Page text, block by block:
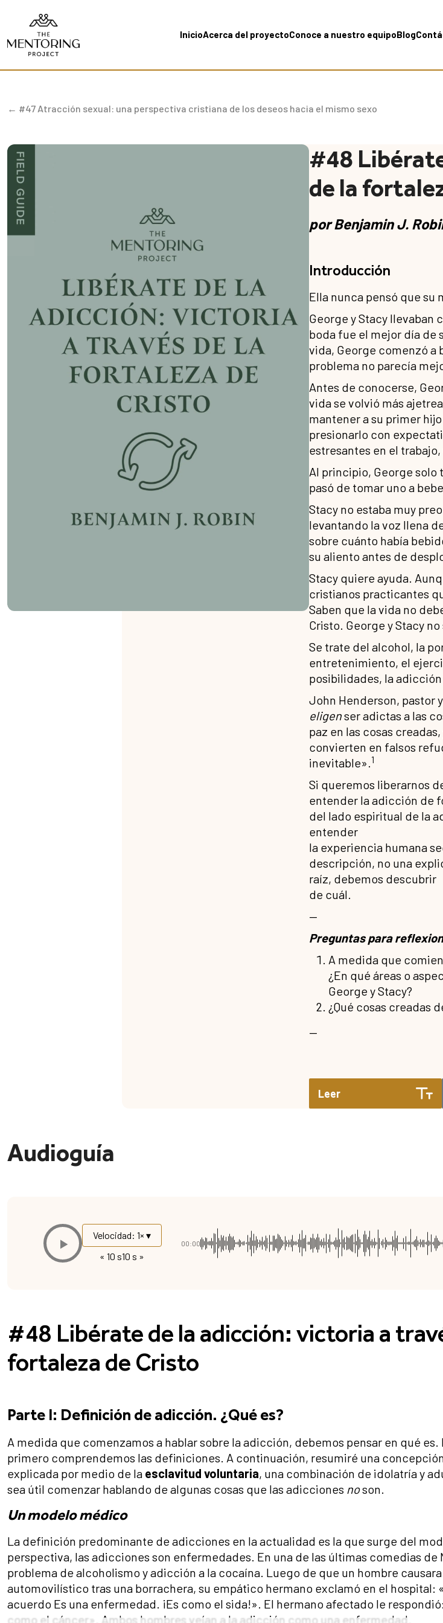
InicioAcerca del proyectoConoce a nuestro equipoBlog
← #47 Atracción sexual: una perspectiva cristiana de los deseos hacia el mismo sexo
#48
de la
porBenjamin J.
Introducción
Ella nunca pensó que
George y Stacy llevaban
boda fue el mejor día de
vida, George comenzó a
problema no parecía
Antes de conocerse,
vida se volvió más
mantener a su primer
presionarlo con
estresantes en el
Al principio, George solo
pasó de tomar uno a
Stacy no estaba muy
levantando la voz llena
sobre cuánto había
su aliento antes de
Stacy quiere ayuda.
cristianos practicantes
Saben que la vida no
Cristo. George y Stacy
Se trate del alcohol, la
entretenimiento, el
posibilidades, la
John Henderson, pastor
eligenser adictas a las
paz en las cosas
convierten en falsos
inevitable».1
Si queremos liberarnos
entender la adicción de
del lado espiritual de la
entender
la experiencia humana
descripción, no una
raíz, debemos descubrir
de cuál.
—
Preguntas para
A medida que
¿En qué áreas o
George y Stacy?
¿Qué cosas creadas
—
Leer
Audioguía
00:00
Velocidad: 1× ▾
« 10 s10 s »
#48 Libérate de la adicción: victoria a
fortaleza de Cristo
Parte I: Definición de adicción. ¿Qué es?
A medida que comenzamos a hablar sobre la adicción, debemos pensar en qué
primero comprendemos las definiciones. A continuación, resumiré una
explicada por medio de la esclavitud voluntaria, una combinación de idolatría y
sea útil comenzar hablando de algunas cosas que las adicciones noson.
Un modelo médico
La definición predominante de adicciones en la actualidad es la que surge del
perspectiva, las adicciones son enfermedades. En una de las últimas comedias
problema de alcoholismo y adicción a la cocaína. Luego de que un hombre
automovilístico tras una borrachera, su empático hermano exclamó en el hospital:
acuerdo Es una enfermedad. ¡Es como el sida!». El hermano afectado le
como el cáncer». Ambos hombres veían a la adicción como una enfermedad.